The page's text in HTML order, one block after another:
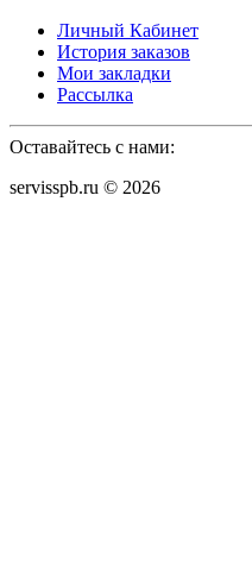
Личный Кабинет
История заказов
Мои закладки
Рассылка
Оставайтесь с нами:
servisspb.ru © 2026